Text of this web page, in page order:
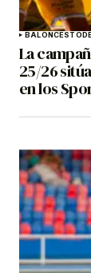
BALONCESTO
La
25/26
en los